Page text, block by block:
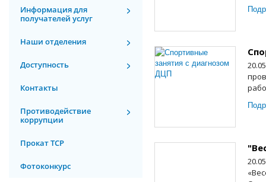
Информация для
получателей услуг
Наши отделения
Доступность
Контакты
Противодействие
коррупции
Прокат ТСР
Фотоконкурс